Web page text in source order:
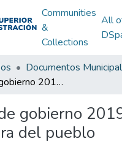
Communities
&
Collections
All
Documentos
Programa de gobierno 2019-2022: llego la hora del pueblo
gobierno
del pueblo